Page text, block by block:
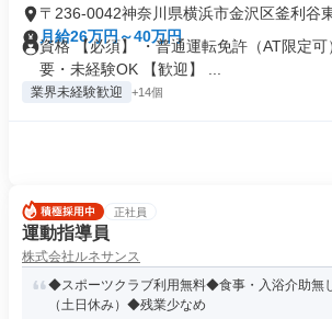
〒236-0042神奈川県横浜市金沢区釜利谷
月給26万円～40万円
資格 【必須】 ・普通運転免許（AT限定
要・未経験OK 【歓迎】 ...
業界未経験歓迎 +14個
正社員
運動指導員
株式会社ルネサンス
◆スポーツクラブ利用無料◆食事・入浴介助無
（土日休み）◆残業少なめ